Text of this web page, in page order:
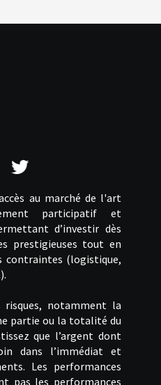
au marché de l'art
participatif et
d’investir dès
prestigieuses tout en
contraintes (logistique,
notamment la
partie ou la totalité du
que l’argent dont
dans l’immédiat et
Les performances
pas les performances